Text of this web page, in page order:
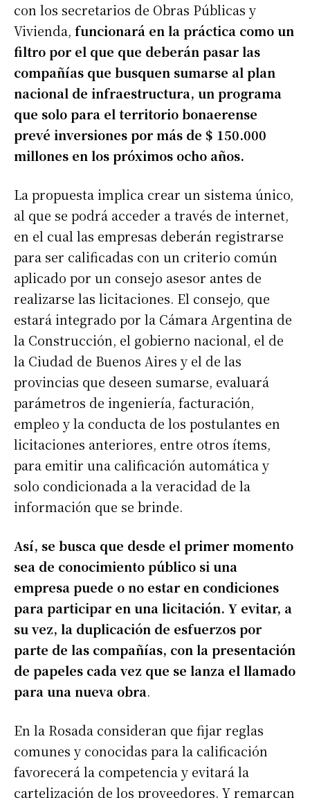
con los secretarios de Obras Públicas y
Vivienda, funcionará en la práctica como un
filtro por el que que deberán pasar las
compañías que busquen sumarse al plan
nacional de infraestructura, un programa
que solo para el territorio bonaerense
prevé inversiones por más de $ 150.000
millones en los próximos ocho años.
La propuesta implica crear un sistema único,
al que se podrá acceder a través de internet,
en el cual las empresas deberán registrarse
para ser calificadas con un criterio común
aplicado por un consejo asesor antes de
realizarse las licitaciones. El consejo, que
estará integrado por la Cámara Argentina de
la Construcción, el gobierno nacional, el de
la Ciudad de Buenos Aires y el de las
provincias que deseen sumarse, evaluará
parámetros de ingeniería, facturación,
empleo y la conducta de los postulantes en
licitaciones anteriores, entre otros ítems,
para emitir una calificación automática y
solo condicionada a la veracidad de la
información que se brinde.
Así, se busca que desde el primer momento
sea de conocimiento público si una
empresa puede o no estar en condiciones
para participar en una licitación. Y evitar, a
su vez, la duplicación de esfuerzos por
parte de las compañías, con la presentación
de papeles cada vez que se lanza el llamado
para una nueva obra.
En la Rosada consideran que fijar reglas
comunes y conocidas para la calificación
favorecerá la competencia y evitará la
cartelización de los proveedores. Y remarcan